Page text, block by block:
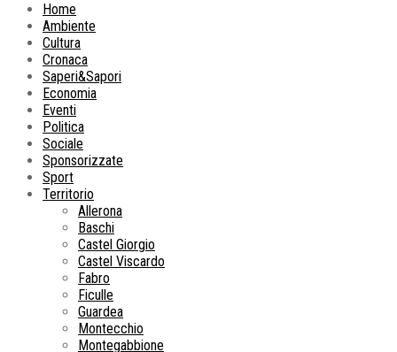
Home
Ambiente
Cultura
Cronaca
Saperi&Sapori
Economia
Eventi
Politica
Sociale
Sponsorizzate
Sport
Territorio
Allerona
Baschi
Castel Giorgio
Castel Viscardo
Fabro
Ficulle
Guardea
Montecchio
Montegabbione